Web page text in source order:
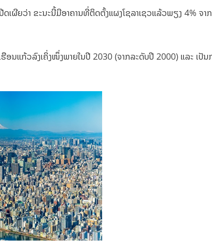
ດເຜີຍວ່າ ຂະນະນີ້ມີອາຄານທີ່ຕິດຕັ້ງແຜງໂຊລາເຊວແລ້ວພຽງ 4% ຈາ
ນແກ້ວລົງເຄິ່ງໜຶ່ງພາຍໃນປີ 2030 (ຈາກລະດັບປີ 2000) ແລະ ເປັນກ